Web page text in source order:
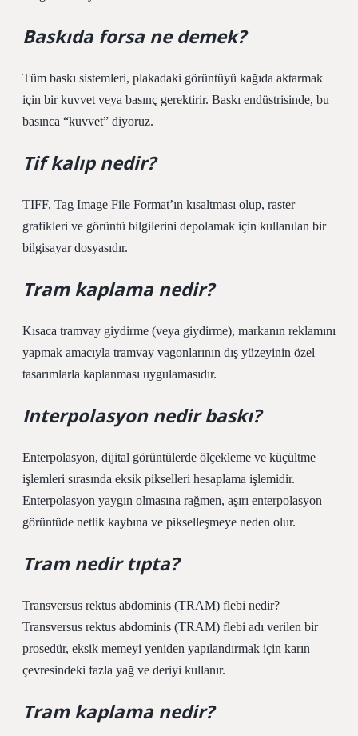
Baskıda forsa ne demek?
Tüm baskı sistemleri, plakadaki görüntüyü kağıda aktarmak
için bir kuvvet veya basınç gerektirir. Baskı endüstrisinde, bu
basınca “kuvvet” diyoruz.
Tif kalıp nedir?
TIFF, Tag Image File Format’ın kısaltması olup, raster
grafikleri ve görüntü bilgilerini depolamak için kullanılan bir
bilgisayar dosyasıdır.
Tram kaplama nedir?
Kısaca tramvay giydirme (veya giydirme), markanın reklamını
yapmak amacıyla tramvay vagonlarının dış yüzeyinin özel
tasarımlarla kaplanması uygulamasıdır.
Interpolasyon nedir baskı?
Enterpolasyon, dijital görüntülerde ölçekleme ve küçültme
işlemleri sırasında eksik pikselleri hesaplama işlemidir.
Enterpolasyon yaygın olmasına rağmen, aşırı enterpolasyon
görüntüde netlik kaybına ve pikselleşmeye neden olur.
Tram nedir tıpta?
Transversus rektus abdominis (TRAM) flebi nedir?
Transversus rektus abdominis (TRAM) flebi adı verilen bir
prosedür, eksik memeyi yeniden yapılandırmak için karın
çevresindeki fazla yağ ve deriyi kullanır.
Tram kaplama nedir?